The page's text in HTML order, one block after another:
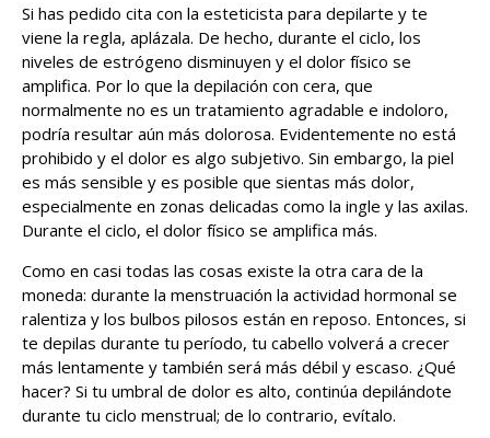
Si has pedido cita con la esteticista para depilarte y te
viene la regla, aplázala. De hecho, durante el ciclo, los
niveles de estrógeno disminuyen y el dolor físico se
amplifica. Por lo que la depilación con cera, que
normalmente no es un tratamiento agradable e indoloro,
podría resultar aún más dolorosa. Evidentemente no está
prohibido y el dolor es algo subjetivo. Sin embargo, la piel
es más sensible y es posible que sientas más dolor,
especialmente en zonas delicadas como la ingle y las axilas.
Durante el ciclo, el dolor físico se amplifica más.
Como en casi todas las cosas existe la otra cara de la
moneda: durante la menstruación la actividad hormonal se
ralentiza y los bulbos pilosos están en reposo. Entonces, si
te depilas durante tu período, tu cabello volverá a crecer
más lentamente y también será más débil y escaso. ¿Qué
hacer? Si tu umbral de dolor es alto, continúa depilándote
durante tu ciclo menstrual; de lo contrario, evítalo.